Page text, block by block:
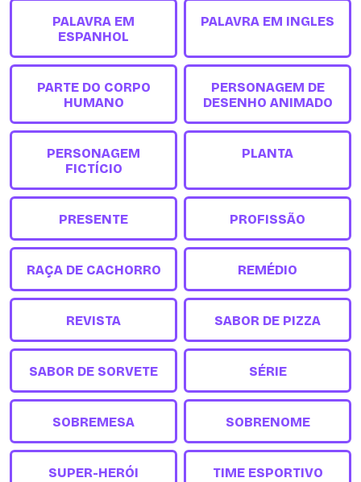
PALAVRA EM
ESPANHOL
PALAVRA EM INGLES
PARTE DO CORPO
HUMANO
PERSONAGEM DE
DESENHO ANIMADO
PERSONAGEM
FICTÍCIO
PLANTA
PRESENTE PROFISSÃO
RAÇA DE CACHORRO REMÉDIO
REVISTA SABOR DE PIZZA
SABOR DE SORVETE SÉRIE
SOBREMESA SOBRENOME
SUPER-HERÓI TIME ESPORTIVO